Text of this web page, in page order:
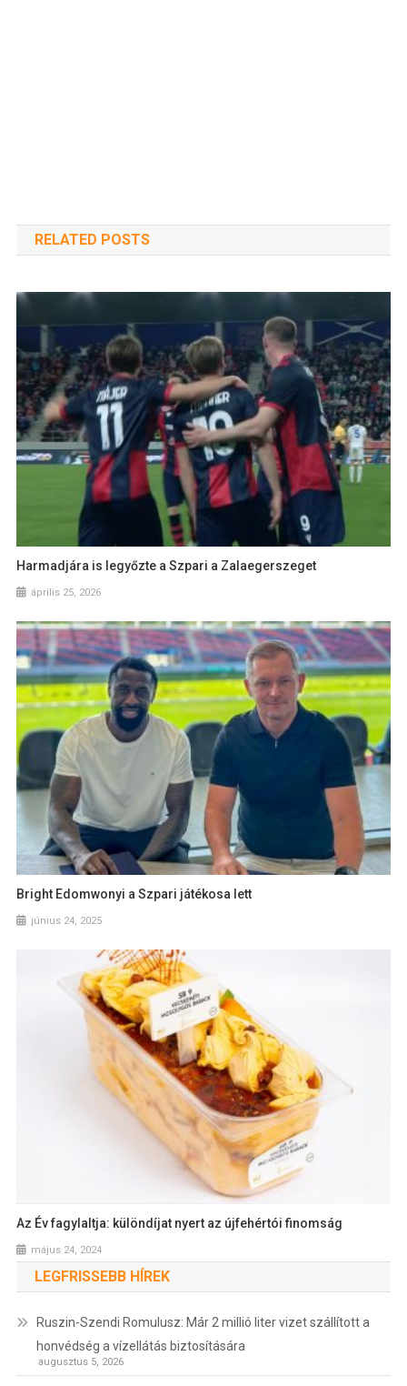
RELATED POSTS
Harmadjára is legyőzte a Szpari a Zalaegerszeget
április 25, 2026
Bright Edomwonyi a Szpari játékosa lett
június 24, 2025
Az Év fagylaltja: különdíjat nyert az újfehértói finomság
május 24, 2024
LEGFRISSEBB HÍREK
Ruszin-Szendi Romulusz: Már 2 millió liter vizet szállított a
honvédség a vízellátás biztosítására
augusztus 5, 2026